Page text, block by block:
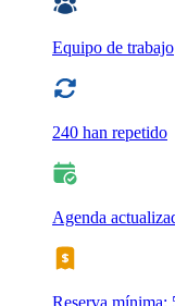
Equipo de trabajo
240 han repetido
Agenda